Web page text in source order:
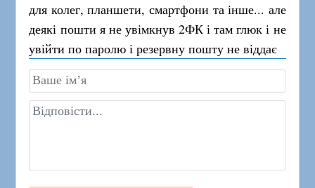
для колег, планшети, смартфони та інше... але
деякі пошти я не увімкнув 2ФК і там глюк і не
увійти по паролю і резервну пошту не віддає